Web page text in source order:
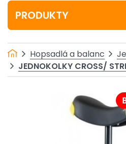
PRODUKTY
Hopsadlá a balanc
JEDNOKOLKY CROSS/